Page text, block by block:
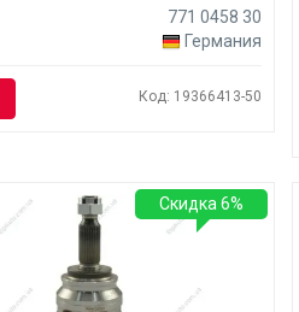
771 0458 30
Германия
Код: 19366413-50
Скидка 6%